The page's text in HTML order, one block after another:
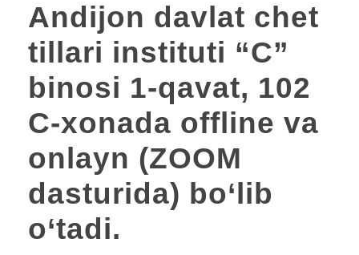
Andijon davlat chet
tillari instituti “C”
binosi 1-qavat, 102
C-xonada offline va
onlayn (ZOOM
dasturida) bo‘lib
o‘tadi.